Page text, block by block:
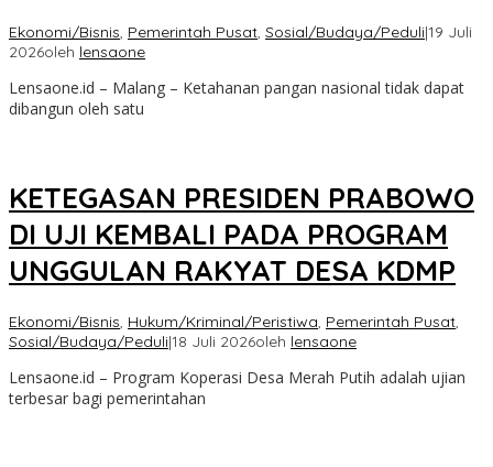
Ekonomi/Bisnis, Pemerintah Pusat, Sosial/Budaya/Peduli|19 Juli
2026oleh lensaone
Lensaone.id – Malang – Ketahanan pangan nasional tidak dapat
dibangun oleh satu
KETEGASAN PRESIDEN PRABOWO
DI UJI KEMBALI PADA PROGRAM
UNGGULAN RAKYAT DESA KDMP
Ekonomi/Bisnis, Hukum/Kriminal/Peristiwa, Pemerintah Pusat,
Sosial/Budaya/Peduli|18 Juli 2026oleh lensaone
Lensaone.id – Program Koperasi Desa Merah Putih adalah ujian
terbesar bagi pemerintahan